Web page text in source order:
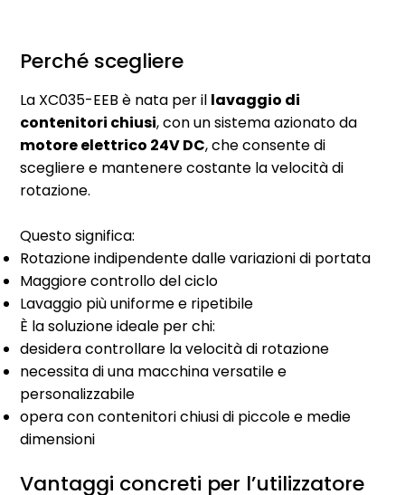
Perché scegliere
La XC035-EEB è nata per il lavaggio di
contenitori chiusi, con un sistema azionato da
motore elettrico 24V DC, che consente di
scegliere e mantenere costante la velocità di
rotazione.
Questo significa:
Rotazione indipendente dalle variazioni di portata
Maggiore controllo del ciclo
Lavaggio più uniforme e ripetibile
È la soluzione ideale per chi:
desidera controllare la velocità di rotazione
necessita di una macchina versatile e
personalizzabile
opera con contenitori chiusi di piccole e medie
dimensioni
Vantaggi concreti per l’utilizzatore